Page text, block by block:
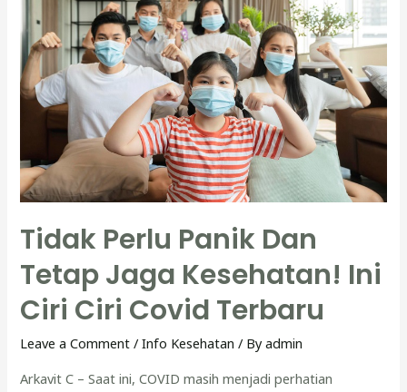
Manfaat
Puasa
Bagi
Kesehatan
Tidak Perlu Panik Dan
Tetap Jaga Kesehatan! Ini
Ciri Ciri Covid Terbaru
Leave a Comment /Info Kesehatan / Byadmin
Arkavit C – Saat ini, COVID masih menjadi perhatian